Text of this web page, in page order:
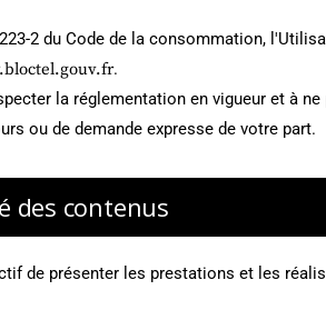
2 du Code de la consommation,
.
la réglementation en vigueur et à
ou de demande expresse de votre part.
des contenus
de présenter les prestations et les